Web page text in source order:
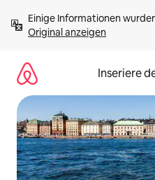
Inhalten
springenOriginal anzeigen
Inseriere